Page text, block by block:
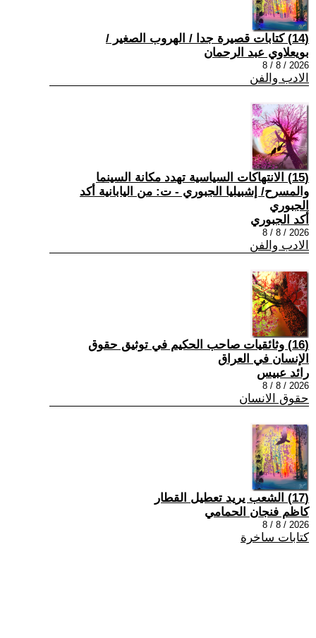
(14) كتابات قصيرة جدا / الهروب الصغير /
بويعلاوي عبد الرحمان
2026 / 8 / 8
الادب والفن
(15) الانتهاكات السياسية تهدد مكانة السينما
والمسرح/ إشبيليا الجبوري - ت: من اليابانية أكد
الجبوري
أكد الجبوري
2026 / 8 / 8
الادب والفن
(16) وثائقيات صاحب الحكيم في توثيق حقوق
الإنسان في العراق
رائد عبيس
2026 / 8 / 8
حقوق الانسان
(17) الشعب يريد تعطيل القطار
كاظم فنجان الحمامي
2026 / 8 / 8
كتابات ساخرة